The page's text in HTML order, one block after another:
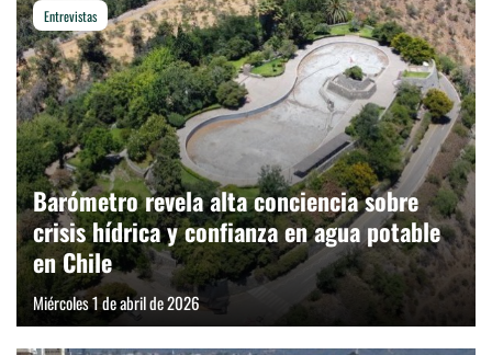
Entrevistas
Barómetro revela alta conciencia sobre
crisis hídrica y confianza en agua potable
en Chile
Miércoles 1 de abril de 2026